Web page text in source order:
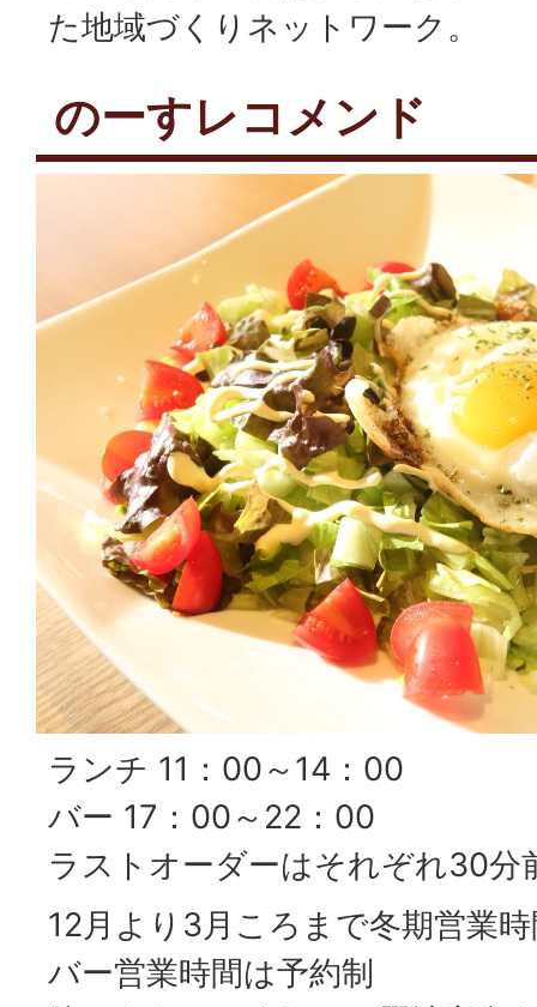
た地域づくりネットワーク。
のーすレコメンド
ランチ 11：00～14：00
バー 17：00～22：00
ラストオーダーはそれぞれ30分
12月より3月ころまで冬期営業
バー営業時間は予約制